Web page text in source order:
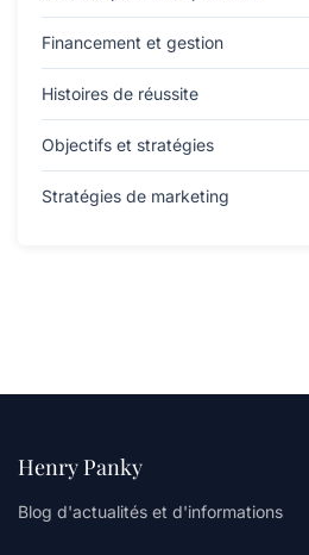
Financement et gestion
Histoires de réussite
Objectifs et stratégies
Stratégies de marketing
Henry Panky
Blog d'actualités et d'informations